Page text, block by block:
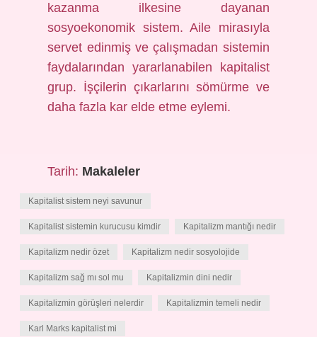
kazanma ilkesine dayanan
sosyoekonomik sistem. Aile mirasıyla
servet edinmiş ve çalışmadan sistemin
faydalarından yararlanabilen kapitalist
grup. İşçilerin çıkarlarını sömürme ve
daha fazla kar elde etme eylemi.
Tarih: Makaleler
Kapitalist sistem neyi savunur
Kapitalist sistemin kurucusu kimdir Kapitalizm mantığı nedir
Kapitalizm nedir özet Kapitalizm nedir sosyolojide
Kapitalizm sağ mı sol mu Kapitalizmin dini nedir
Kapitalizmin görüşleri nelerdir Kapitalizmin temeli nedir
Karl Marks kapitalist mi